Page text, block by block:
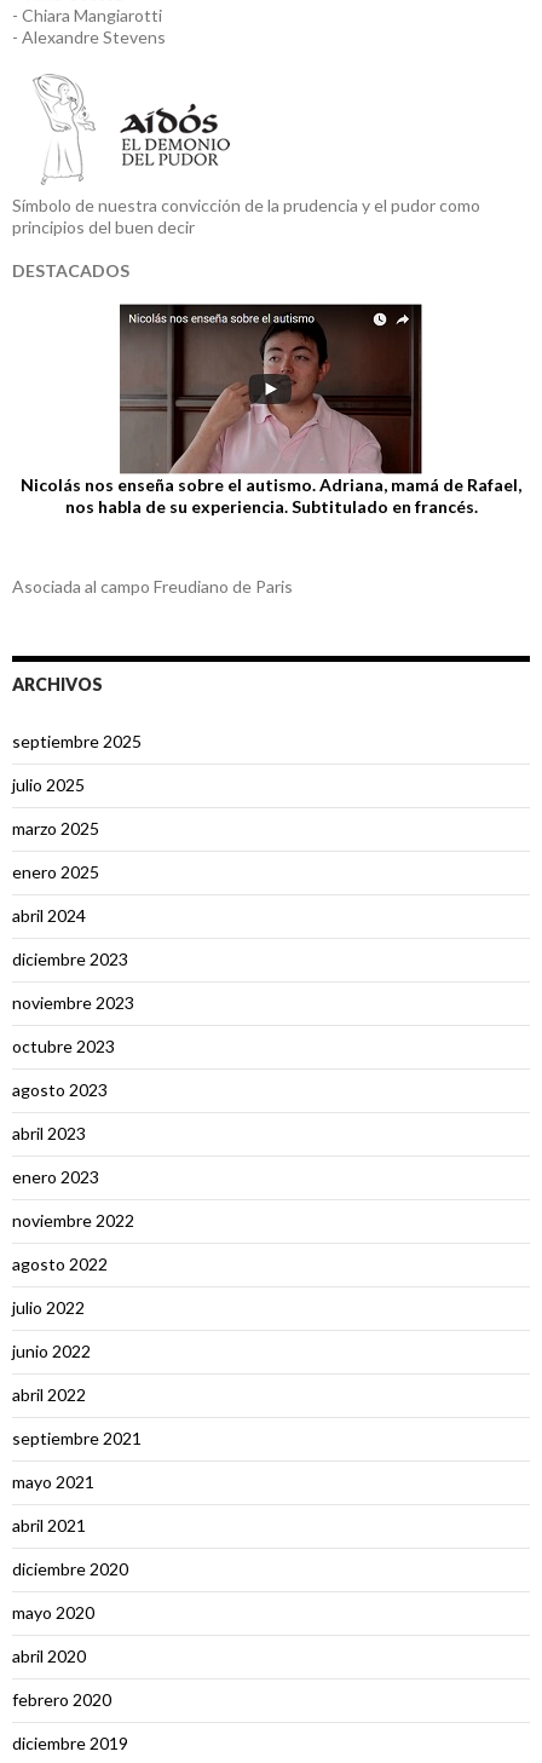
- Chiara Mangiarotti
- Alexandre Stevens
Símbolo de nuestra convicción de la prudencia y el pudor como
principios del buen decir
DESTACADOS
Nicolás nos enseña sobre el autismo. Adriana, mamá de Rafael,
nos habla de su experiencia. Subtitulado en francés.
Asociada al campo Freudiano de Paris
ARCHIVOS
septiembre 2025
julio 2025
marzo 2025
enero 2025
abril 2024
diciembre 2023
noviembre 2023
octubre 2023
agosto 2023
abril 2023
enero 2023
noviembre 2022
agosto 2022
julio 2022
junio 2022
abril 2022
septiembre 2021
mayo 2021
abril 2021
diciembre 2020
mayo 2020
abril 2020
febrero 2020
diciembre 2019